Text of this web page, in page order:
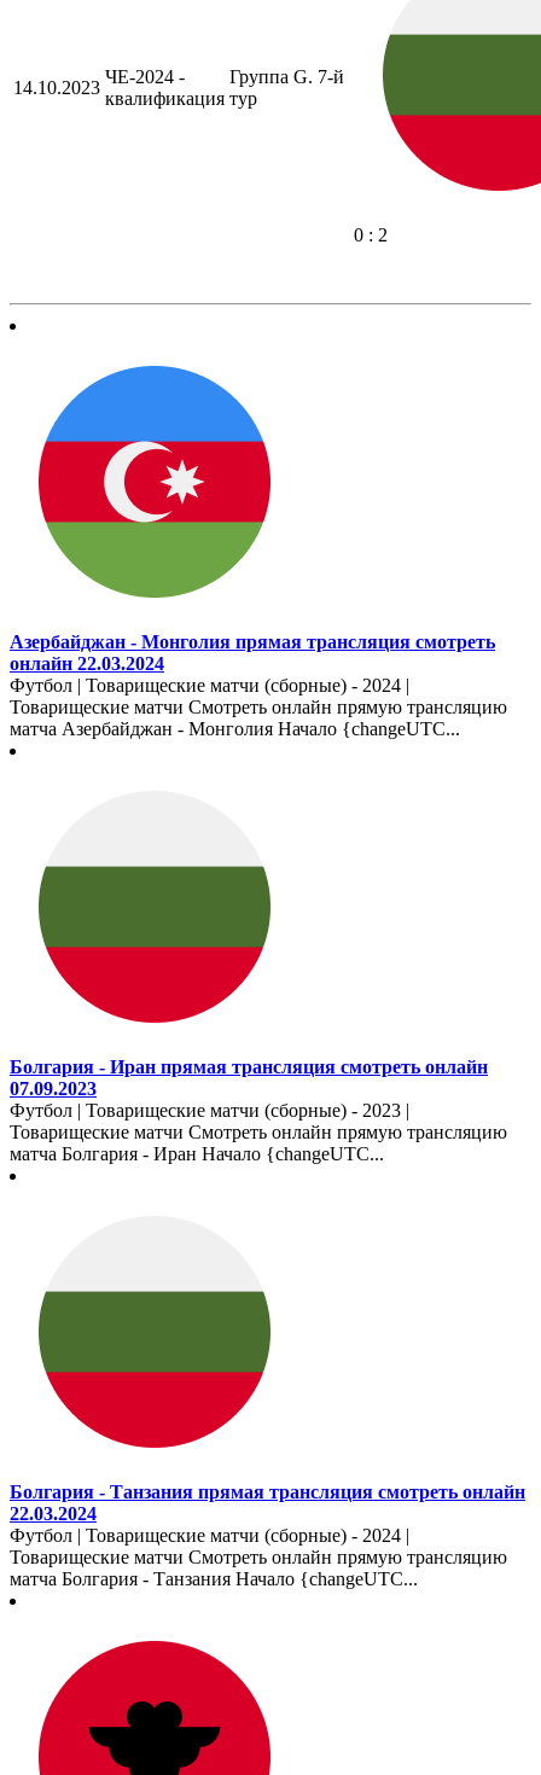
14.10.2023
ЧЕ-2024 -
квалификация
Группа G. 7-й
тур
0 : 2
Азербайджан - Монголия прямая трансляция смотреть
онлайн 22.03.2024
Футбол | Товарищеские матчи (сборные) - 2024 |
Товарищеские матчи Смотреть онлайн прямую трансляцию
матча Азербайджан - Монголия Начало {changeUTC...
Болгария - Иран прямая трансляция смотреть онлайн
07.09.2023
Футбол | Товарищеские матчи (сборные) - 2023 |
Товарищеские матчи Смотреть онлайн прямую трансляцию
матча Болгария - Иран Начало {changeUTC...
Болгария - Танзания прямая трансляция смотреть онлайн
22.03.2024
Футбол | Товарищеские матчи (сборные) - 2024 |
Товарищеские матчи Смотреть онлайн прямую трансляцию
матча Болгария - Танзания Начало {changeUTC...